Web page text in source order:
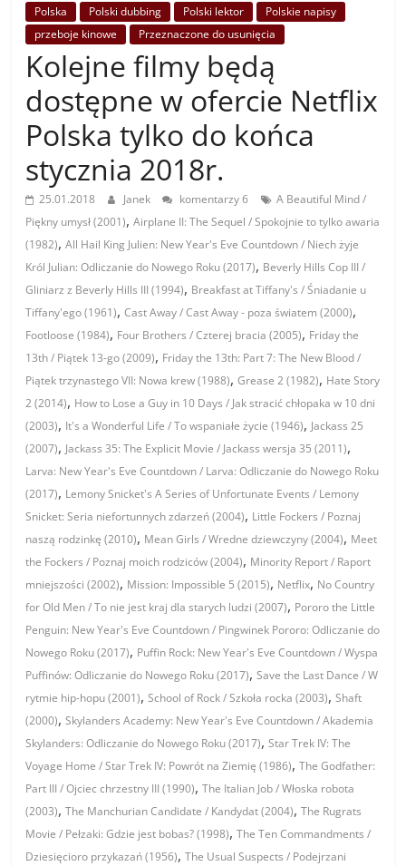
Polska
Polski dubbing Polski lektor
Polskie napisy
przeboje kinowe
Przeznaczone do usunięcia
Kolejne filmy będą
dostępne w ofercie Netflix
Polska tylko do końca
stycznia 2018r.
25.01.2018 Janek komentarzy 6
A Beautiful Mind /
Piękny umysł (2001),Airplane II: The Sequel / Spokojnie to tylko awaria
(1982),All Hail King Julien: New Year's Eve Countdown / Niech żyje
Król Julian: Odliczanie do Nowego Roku (2017), Beverly Hills Cop III /
Gliniarz z Beverly Hills III (1994), Breakfast at Tiffany's / Śniadanie u
Tiffany'ego (1961),Cast Away / Cast Away - poza światem (2000),
Footloose (1984), Four Brothers / Czterej bracia (2005), Friday the
13th / Piątek 13-go (2009), Friday the 13th: Part 7: The New Blood /
Piątek trzynastego VII: Nowa krew (1988),Grease 2 (1982), Hate Story
2 (2014), How to Lose a Guy in 10 Days / Jak stracić chłopaka w 10 dni
(2003), It's a Wonderful Life / To wspaniałe życie (1946), Jackass 25
(2007), Jackass 35: The Explicit Movie / Jackass wersja 35 (2011),
Larva: New Year's Eve Countdown / Larva: Odliczanie do Nowego Roku
(2017), Lemony Snicket's A Series of Unfortunate Events / Lemony
Snicket: Seria niefortunnych zdarzeń (2004), Little Fockers / Poznaj
naszą rodzinkę (2010), Mean Girls / Wredne dziewczyny (2004), Meet
the Fockers / Poznaj moich rodziców (2004), Minority Report / Raport
mniejszości (2002), Mission: Impossible 5 (2015), Netflix, No Country
for Old Men / To nie jest kraj dla starych ludzi (2007), Pororo the Little
Penguin: New Year's Eve Countdown / Pingwinek Pororo: Odliczanie do
Nowego Roku (2017), Puffin Rock: New Year's Eve Countdown / Wyspa
Puffinów: Odliczanie do Nowego Roku (2017),Save the Last Dance / W
rytmie hip-hopu (2001),School of Rock / Szkoła rocka (2003),Shaft
(2000),Skylanders Academy: New Year's Eve Countdown / Akademia
Skylanders: Odliczanie do Nowego Roku (2017),Star Trek IV: The
Voyage Home / Star Trek IV: Powrót na Ziemię (1986),The Godfather:
Part III / Ojciec chrzestny III (1990),The Italian Job / Włoska robota
(2003),The Manchurian Candidate / Kandydat (2004),The Rugrats
Movie / Pełzaki: Gdzie jest bobas? (1998),The Ten Commandments /
Dziesięcioro przykazań (1956),The Usual Suspects / Podejrzani